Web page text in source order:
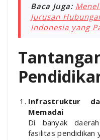
Baca Juga:
Jurusan
Indonesia yang
Infrastruktur
Memadai
Di banyak
fasilitas pendidikan